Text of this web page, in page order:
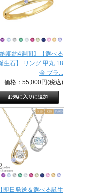
納期約4週間】【選べる
生石】 リング 甲丸 18
金 プラ...
価格：55,000円(税込)
【即日発送＆選べる誕生